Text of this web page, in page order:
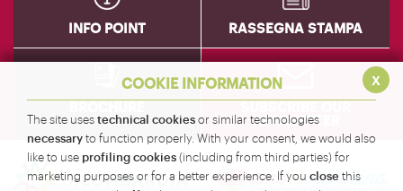
x
COOKIE INFORMATION
The site usestechnical cookiesor similar technologies
necessaryto function properly. With your consent, we would also
like to use profiling cookies(including from third parties) for
marketing purposes or for a better experience. If you close this
INFO POINT RASSEGNA STAMPA
BROCHURE SUBSCRIBE OUR
NEWSLETTER